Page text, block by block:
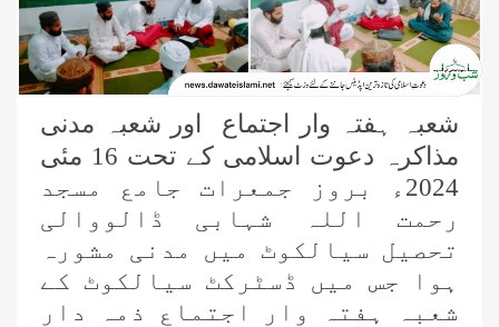
شعبہ ہفتہ وار اجتماع اور شعبہ مدنی
مذاکرہ دعوت اسلامی کے تحت 16 مئی
2024ء بروز جمعرات جامع مسجد
رحمت اللہ شہابی ڈالووالی
تحصیل سیالکوٹ میں مدنی مشورہ
ہوا جس میں ڈسٹرکٹ سیالکوٹ کے
شعبہ ہفتہ وار اجتماع ذمہ دار